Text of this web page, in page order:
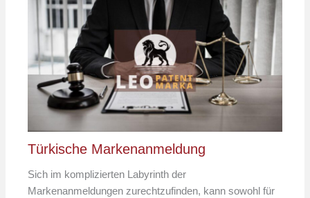
Türkische Markenanmeldung
Sich im komplizierten Labyrinth der
Markenanmeldungen zurechtzufinden, kann sowohl für